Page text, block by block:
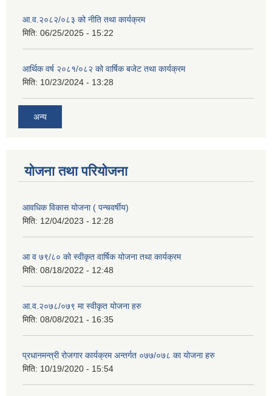
आ.व.२०८२/०८३ को नीति तथा कार्यक्रम
मिति: 06/25/2025 - 15:22
आर्थिक वर्ष २०८१/०८२ को वार्षिक बजेट तथा कार्यक्रम
मिति: 10/23/2024 - 13:28
अन्य
योजना तथा परियोजना
आवधिक विकास योजना ( पन्चवर्षीय)
मिति: 12/04/2023 - 12:28
आ व ७९/८० को स्वीकृत वार्षिक योजना तथा कार्यक्रम
मिति: 08/18/2022 - 12:48
आ.व.२०७८/०७९ मा स्वीकृत योजना हरु
मिति: 08/08/2021 - 16:35
प्रधानमन्त्री रोजगार कार्यक्रम अन्तर्गत ०७७/०७८ का योजना हरु
मिति: 10/19/2020 - 15:54